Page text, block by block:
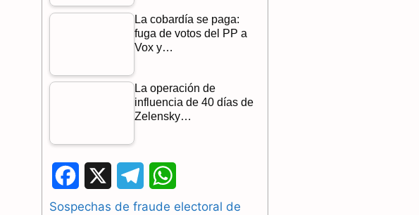
La cobardía se paga:
fuga de votos del PP a
Vox y…
La operación de
influencia de 40 días de
Zelensky…
a
e
h
Sospechas de fraude electoral de